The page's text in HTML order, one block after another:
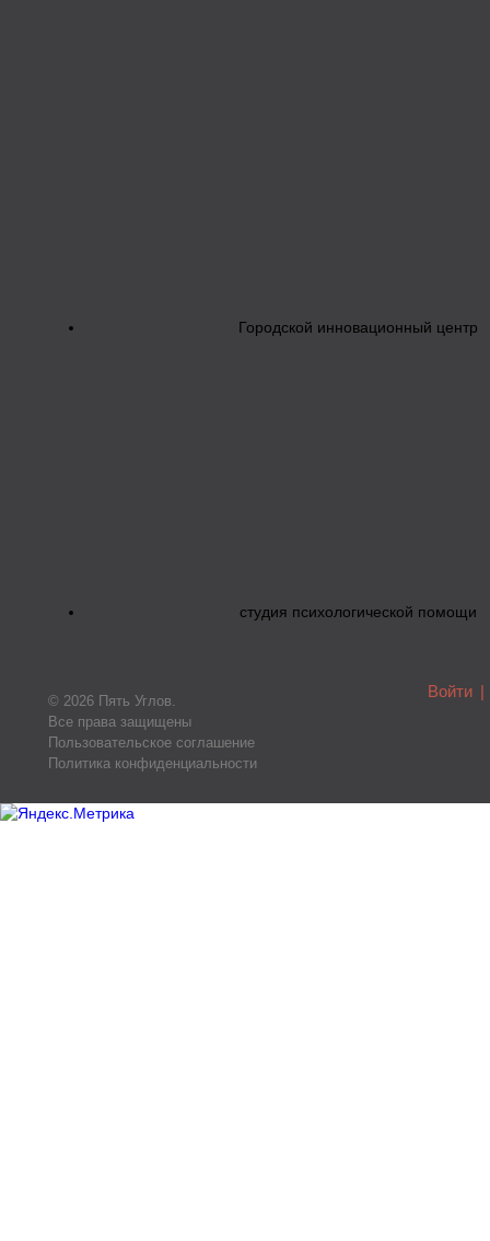
Городской инновационный центр
студия психологической помощи
© 2026 Пять Углов.
Все права защищены
Пользовательское соглашение
Политика конфиденциальности
Войти